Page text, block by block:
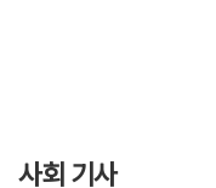
사회 기사